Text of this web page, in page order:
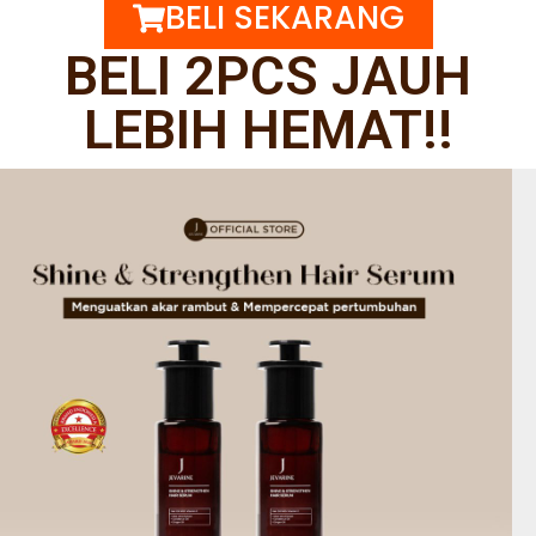
BELI SEKARANG
BELI 2PCS JAUH
LEBIH HEMAT!!